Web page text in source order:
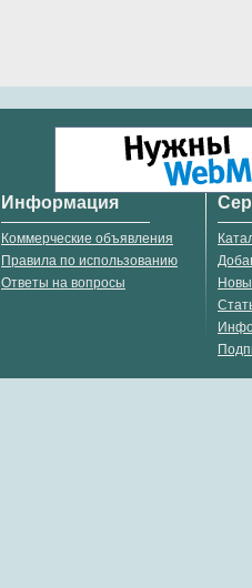
Информация
Коммерческие объявления
Правила по использованию
Ответы на вопросы